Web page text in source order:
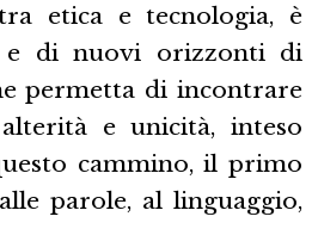
etica e tecnologia, è
e di nuovi orizzonti di
permetta di incontrare
e unicità, inteso
cammino, il primo
parole, al linguaggio,